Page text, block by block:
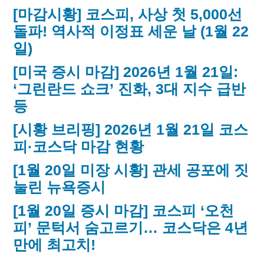
[마감시황] 코스피, 사상 첫 5,000선
돌파! 역사적 이정표 세운 날 (1월 22
일)
[미국 증시 마감] 2026년 1월 21일:
‘그린란드 쇼크’ 진화, 3대 지수 급반
등
[시황 브리핑] 2026년 1월 21일 코스
피·코스닥 마감 현황
[1월 20일 미장 시황] 관세 공포에 짓
눌린 뉴욕증시
[1월 20일 증시 마감] 코스피 ‘오천
피’ 문턱서 숨고르기… 코스닥은 4년
만에 최고치!